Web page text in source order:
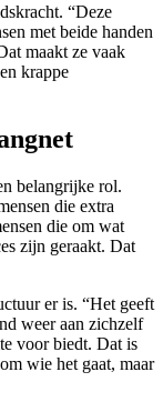
“Deze
met beide handen
maakt ze vaak
krappe
belangrijke rol.
die extra
die om wat
zijn geraakt. Dat
er is. “Het geeft
weer aan zichzelf
voor biedt. Dat is
wie het gaat, maar